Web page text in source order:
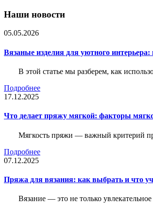
Наши новости
05.05.2026
Вязаные изделия для уютного интерьера:
В этой статье мы разберем, как
Подробнее
17.12.2025
Что делает пряжу мягкой: факторы
Мягкость пряжи — важный критерий
Подробнее
07.12.2025
Пряжа для вязания: как выбрать и что
Вязание — это не только